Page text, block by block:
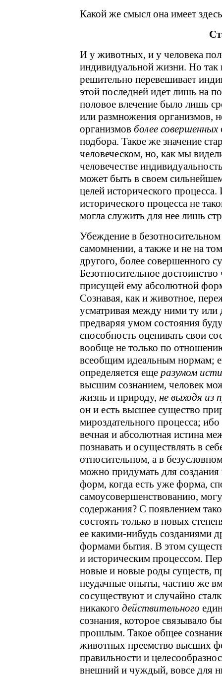
Какой же смысл она имеет
И у животных, и у человека
индивидуальной жизни. Но
решительно перевешивает
этой последней идет лишь на
половое влечение было лишь
или размножения организмов,
организмов более совершенных
подбора. Такое же значение
человеческом, но, как мы
человечестве
может быть в своем
целей исторического
исторического процесса не
могла служить для нее лишь
Убеждение в
самомнении, а также и не на
другого, более совершенного
Безотносительное
присущей ему абсолютной
Сознавая, как и животное,
усматривая между ними ту или
предваряя умом состояния
способность оценивать свои
вообще не только по
всеобщим идеальным нормам;
определяется еще разумом
высшим сознанием, человек
жизнь и природу, не выходя из
он и есть высшее существо
мироздательного процесса;
вечная и абсолютная истина
познавать и осуществлять в
относительном, а в
можно придумать для
форм, когда есть уже форма,
самоусовершенствованию,
содержания? С появлением
состоять только в новых
ее какими-нибудь созданиями
формами бытия. В этом
и историческим процессом.
новые и новые роды существ,
неудачные опыты, частию же
сосуществуют и случайно
никакого действительного
сознания, которое связывало
прошлым. Такое общее
животных преемство высших
правильности и
внешний и чуждый, вовсе для